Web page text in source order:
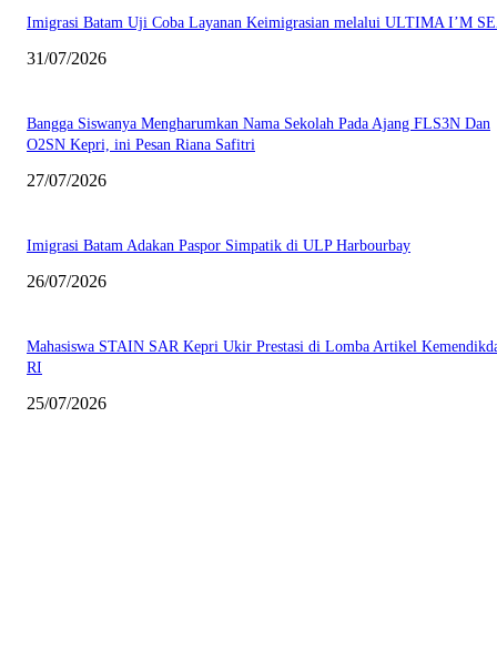
Imigrasi Batam Uji Coba Layanan Keimigrasian melalui ULTIMA I’M
31/07/2026
Bangga Siswanya Mengharumkan Nama Sekolah Pada Ajang FLS3N Dan
O2SN Kepri, ini Pesan Riana Safitri
27/07/2026
Imigrasi Batam Adakan Paspor Simpatik di ULP Harbourbay
26/07/2026
Mahasiswa STAIN SAR Kepri Ukir Prestasi di Lomba Artikel
RI
25/07/2026